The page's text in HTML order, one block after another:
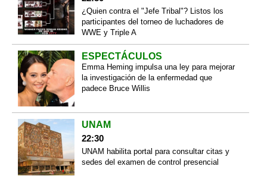
¿Quien contra el "Jefe Tribal"? Listos los
participantes del torneo de luchadores de
WWE y Triple A
ESPECTÁCULOS
Emma Heming impulsa una ley para mejorar
la investigación de la enfermedad que
padece Bruce Willis
UNAM
22:30
UNAM habilita portal para consultar citas y
sedes del examen de control presencial